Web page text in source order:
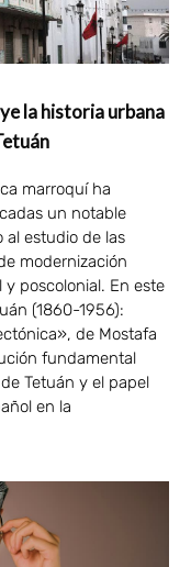
la historia urbana
marroquí ha
un notable
al estudio de las
modernización
poscolonial. En este
(1860-1956):
de Mostafa
fundamental
Tetuán y el papel
en la